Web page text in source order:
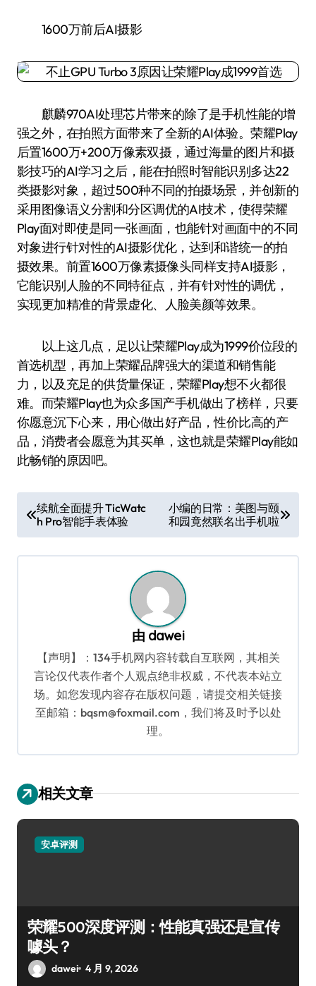
1600万前后AI摄影
麒麟970AI处理芯片带来的除了是手机性能的增
强之外，在拍照方面带来了全新的AI体验。荣耀Play
后置1600万+200万像素双摄，通过海量的图片和摄
影技巧的AI学习之后，能在拍照时智能识别多达22
类摄影对象，超过500种不同的拍摄场景，并创新的
采用图像语义分割和分区调优的AI技术，使得荣耀
Play面对即使是同一张画面，也能针对画面中的不同
对象进行针对性的AI摄影优化，达到和谐统一的拍
摄效果。前置1600万像素摄像头同样支持AI摄影，
它能识别人脸的不同特征点，并有针对性的调优，
实现更加精准的背景虚化、人脸美颜等效果。
以上这几点，足以让荣耀Play成为1999价位段的
首选机型，再加上荣耀品牌强大的渠道和销售能
力，以及充足的供货量保证，荣耀Play想不火都很
难。而荣耀Play也为众多国产手机做出了榜样，只要
你愿意沉下心来，用心做出好产品，性价比高的产
品，消费者会愿意为其买单，这也就是荣耀Play能如
此畅销的原因吧。
章
导
续航全面提升 TicWatc
h Pro智能手表体验
小编的日常：美图与颐
和园竟然联名出手机啦
由 dawei
【声明】：134手机网内容转载自互联网，其相关
言论仅代表作者个人观点绝非权威，不代表本站立
场。如您发现内容存在版权问题，请提交相关链接
至邮箱：bqsm@foxmail.com，我们将及时予以处
理。
相关文章
安卓评测
荣耀500深度评测：性能真强还是宣传
噱头？
dawei 4 月 9, 2026